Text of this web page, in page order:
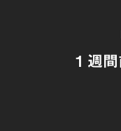
１週